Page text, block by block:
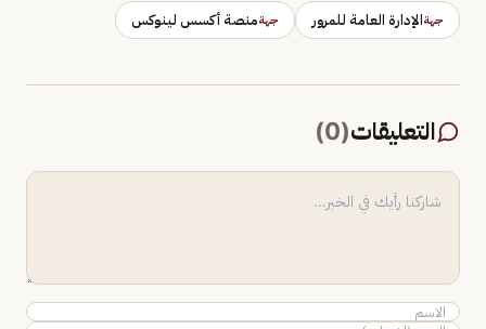
جهةالإدارة العامة للمرور جهةمنصة أكسس لينوكس
التعليقات(
0
)